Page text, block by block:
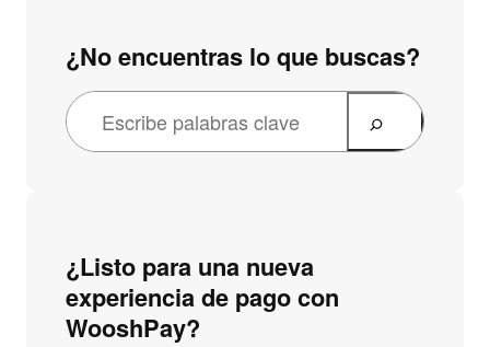
¿No encuentras lo que buscas?
B
u
r
¿Listo para una nueva
experiencia de pago con
WooshPay?